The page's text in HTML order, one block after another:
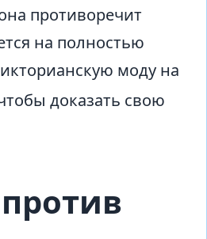
противоречит
на полностью
моду на
доказать свою